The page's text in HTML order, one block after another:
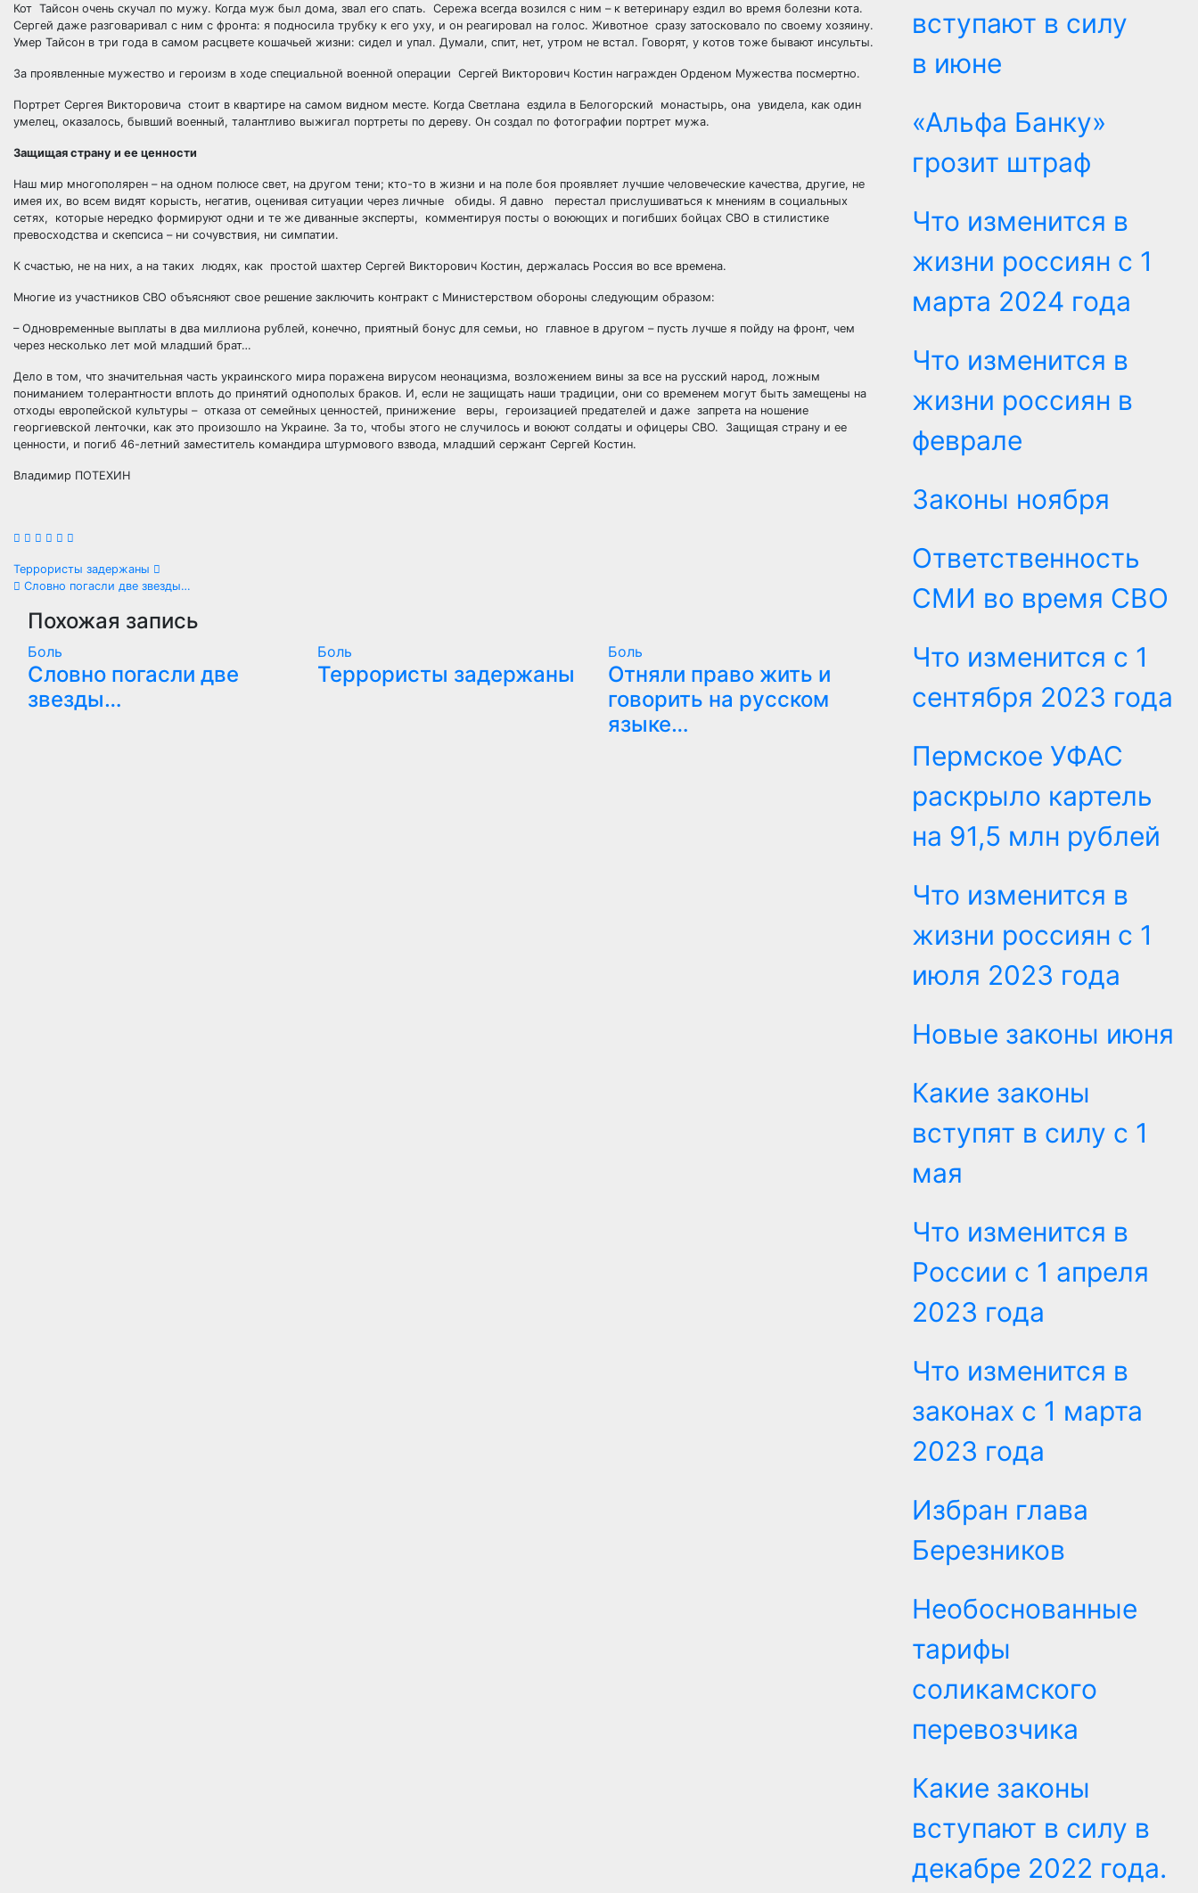
Кот Тайсон очень скучал по мужу. Когда муж был дома, звал его спать. Сережа всегда возился с ним – к ветеринару ездил во время болезни кота.
Сергей даже разговаривал с ним с фронта: я подносила трубку к его уху, и он реагировал на голос. Животное сразу затосковало по своему хозяину.
Умер Тайсон в три года в самом расцвете кошачьей жизни: сидел и упал. Думали, спит, нет, утром не встал. Говорят, у котов тоже бывают инсульты.
За проявленные мужество и героизм в ходе специальной военной операции Сергей Викторович Костин награжден Орденом Мужества посмертно.
Портрет Сергея Викторовича стоит в квартире на самом видном месте. Когда Светлана ездила в Белогорский монастырь, она увидела, как один
умелец, оказалось, бывший военный, талантливо выжигал портреты по дереву. Он создал по фотографии портрет мужа.
Защищая страну и ее ценности
Наш мир многополярен – на одном полюсе свет, на другом тени; кто-то в жизни и на поле боя проявляет лучшие человеческие качества, другие, не
имея их, во всем видят корысть, негатив, оценивая ситуации через личные обиды. Я давно перестал прислушиваться к мнениям в социальных
сетях, которые нередко формируют одни и те же диванные эксперты, комментируя посты о воюющих и погибших бойцах СВО в стилистике
превосходства и скепсиса – ни сочувствия, ни симпатии.
К счастью, не на них, а на таких людях, как простой шахтер Сергей Викторович Костин, держалась Россия во все времена.
Многие из участников СВО объясняют свое решение заключить контракт с Министерством обороны следующим образом:
– Одновременные выплаты в два миллиона рублей, конечно, приятный бонус для семьи, но главное в другом – пусть лучше я пойду на фронт, чем
через несколько лет мой младший брат…
Дело в том, что значительная часть украинского мира поражена вирусом неонацизма, возложением вины за все на русский народ, ложным
пониманием толерантности вплоть до принятий однополых браков. И, если не защищать наши традиции, они со временем могут быть замещены на
отходы европейской культуры – отказа от семейных ценностей, принижение веры, героизацией предателей и даже запрета на ношение
георгиевской ленточки, как это произошло на Украине. За то, чтобы этого не случилось и воюют солдаты и офицеры СВО. Защищая страну и ее
ценности, и погиб 46-летний заместитель командира штурмового взвода, младший сержант Сергей Костин.
Владимир ПОТЕХИН
Навигация
по
записям
Террористы задержаны
Словно погасли две звезды…
Похожая запись
Боль
Словно погасли две
звезды…
Боль
Террористы задержаны
Боль
Отняли право жить и
говорить на русском
языке…
вступают в силу
в июне
«Альфа Банку»
грозит штраф
Что изменится в
жизни россиян с 1
марта 2024 года
Что изменится в
жизни россиян в
феврале
Законы ноября
Ответственность
СМИ во время СВО
Что изменится с 1
сентября 2023 года
Пермское УФАС
раскрыло картель
на 91,5 млн рублей
Что изменится в
жизни россиян с 1
июля 2023 года
Новые законы июня
Какие законы
вступят в силу с 1
мая
Что изменится в
России с 1 апреля
2023 года
Что изменится в
законах с 1 марта
2023 года
Избран глава
Березников
Необоснованные
тарифы
соликамского
перевозчика
Какие законы
вступают в силу в
декабре 2022 года.